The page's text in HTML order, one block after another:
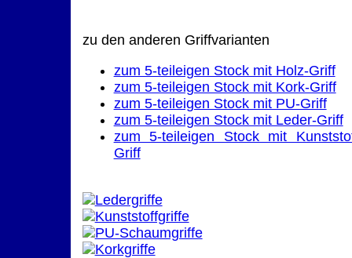
zu den anderen Griffvarianten
zum 5-teileigen Stock mit Holz-Griff
zum 5-teileigen Stock mit Kork-Griff
zum 5-teileigen Stock mit PU-Griff
zum 5-teileigen Stock mit Leder-Griff
zum 5-teileigen Stock mit
Griff